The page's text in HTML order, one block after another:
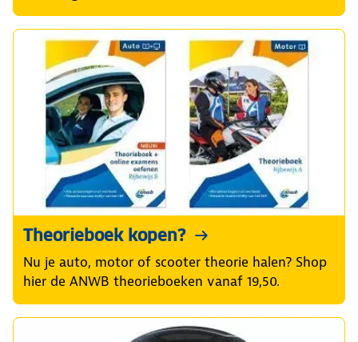
Theorieboek kopen?
Nu je auto, motor of scooter theorie halen? Shop
hier de ANWB theorieboeken vanaf 19,50.